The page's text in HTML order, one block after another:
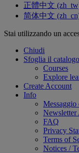
正體中文
简体中文
Stai utilizzando un
Chiudi
Sfoglia il catalogo
Courses
Explore
Create Account
Info
Messaggio
Newsletter
FAQ
Privacy
Terms of
Notices /